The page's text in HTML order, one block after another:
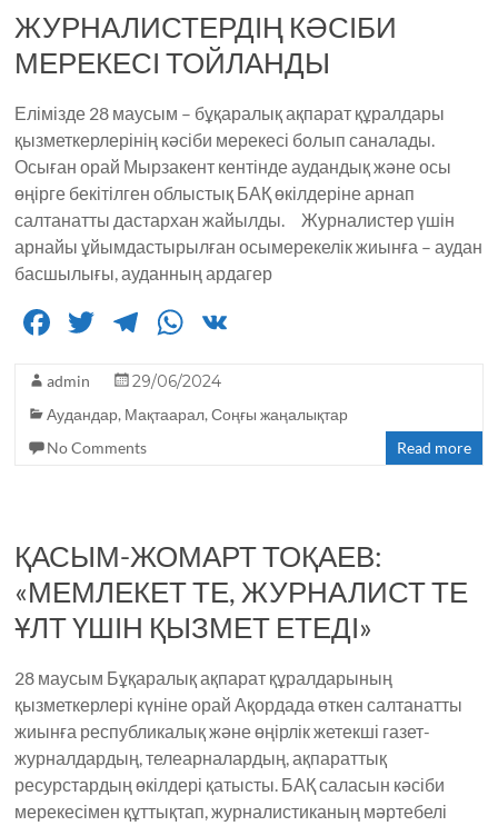
ЖУРНАЛИСТЕРДІҢ КӘСІБИ
МЕРЕКЕСІ ТОЙЛАНДЫ
Елімізде 28 маусым – бұқаралық ақпарат құралдары
қызметкерлерінің кәсіби мерекесі болып саналады.
Осыған орай Мырзакент кентінде аудандық және осы
өңірге бекітілген облыстық БАҚ өкілдеріне арнап
салтанатты дастархан жайылды. Журналистер үшін
арнайы ұйымдастырылған осымерекелік жиынға – аудан
басшылығы, ауданның ардагер
F
c
e
b
o
k
T
it
te
r
T
e
g
ra
W
a
ts
p
admin 29/06/2024
Аудандар, Мақтаарал,Соңғы жаңалықтар
No Comments
Read more
ҚАСЫМ-ЖОМАРТ ТОҚАЕВ:
«МЕМЛЕКЕТ ТЕ, ЖУРНАЛИСТ ТЕ
ҰЛТ ҮШІН ҚЫЗМЕТ ЕТЕДІ»
28 маусым Бұқаралық ақпарат құрал­дары­ның
қызметкерлері күніне орай Ақордада өткен салтанатты
жиынға республикалық және өңірлік жетекші газет-
журналдар­дың, телеар­на­лар­дың, ақ­параттық
ресурстардың өкілдері қа­тысты. БАҚ саласын кәсіби
мерекесімен құт­тықтап, журналистиканың мәр­те­белі